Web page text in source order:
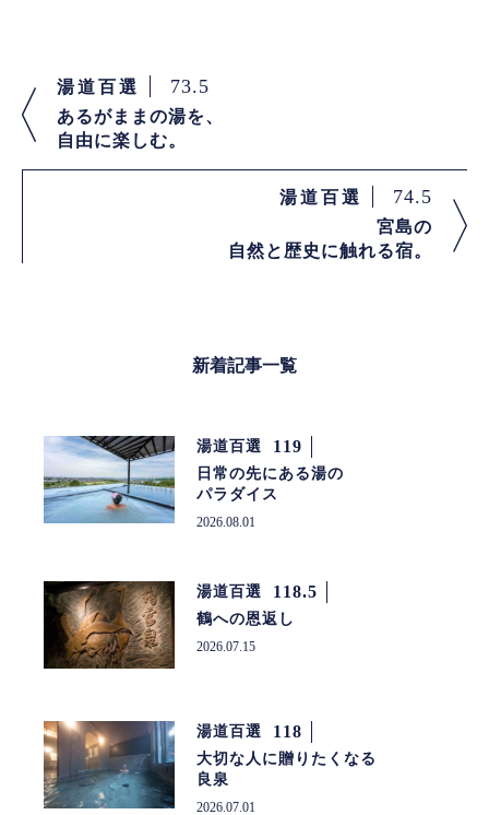
湯道百選 73.5
あるがままの湯を、
自由に楽しむ。
湯道百選 74.5
宮島の
自然と歴史に触れる宿。
新着記事一覧
湯道百選 119
日常の先にある湯の
パラダイス
2026.08.01
湯道百選 118.5
鶴への恩返し
2026.07.15
湯道百選 118
大切な人に贈りたくなる
良泉
2026.07.01